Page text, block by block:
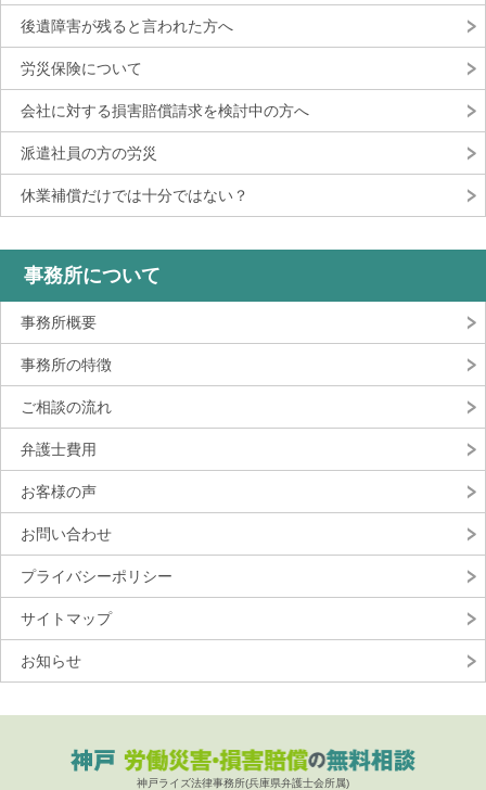
後遺障害が残ると言われた方へ
労災保険について
会社に対する損害賠償請求を検討中の方へ
派遣社員の方の労災
休業補償だけでは十分ではない？
事務所について
事務所概要
事務所の特徴
ご相談の流れ
弁護士費用
お客様の声
お問い合わせ
プライバシーポリシー
サイトマップ
お知らせ
神戸ライズ法律事務所(兵庫県弁護士会所属)